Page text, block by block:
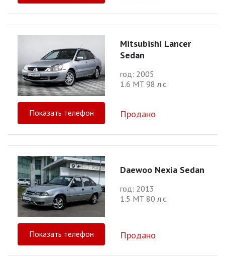
Mitsubishi Lancer
Sedan
год: 2005
1.6 МТ 98 л.с.
Показать телефон Продано
Daewoo Nexia Sedan
год: 2013
1.5 МТ 80 л.с.
Показать телефон Продано